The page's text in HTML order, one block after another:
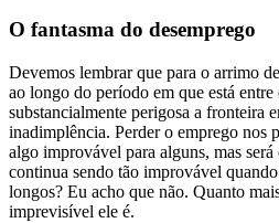
O fantasma do desemprego
Devemos lembrar que para o arrimo
ao longo do período em que está
substancialmente perigosa a fronteira
inadimplência. Perder o emprego nos
algo improvável para alguns, mas
continua sendo tão improvável
longos? Eu acho que não. Quanto
imprevisível ele é.